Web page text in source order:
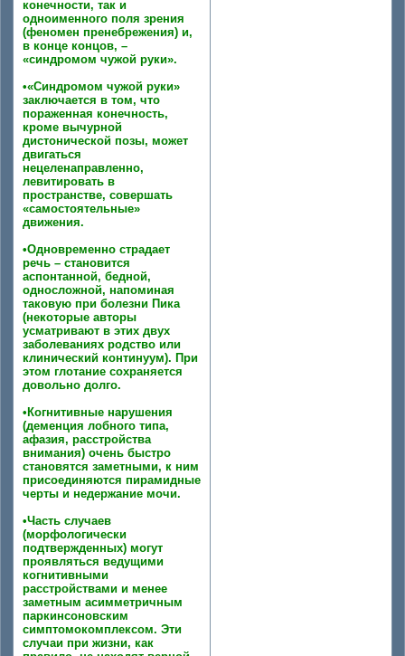
конечности, так и
одноименного поля зрения
(феномен пренебрежения) и,
в конце концов, –
«синдромом чужой руки».
•«Синдромом чужой руки»
заключается в том, что
пораженная конечность,
кроме вычурной
дистонической позы, может
двигаться
нецеленаправленно,
левитировать в
пространстве, совершать
«самостоятельные»
движения.
•Одновременно страдает
речь – становится
аспонтанной, бедной,
односложной, напоминая
таковую при болезни Пика
(некоторые авторы
усматривают в этих двух
заболеваниях родство или
клинический континуум). При
этом глотание сохраняется
довольно долго.
•Когнитивные нарушения
(деменция лобного типа,
афазия, расстройства
внимания) очень быстро
становятся заметными, к ним
присоединяются пирамидные
черты и недержание мочи.
•Часть случаев
(морфологически
подтвержденных) могут
проявляться ведущими
когнитивными
расстройствами и менее
заметным асимметричным
паркинсоновским
симптомокомплексом. Эти
случаи при жизни, как